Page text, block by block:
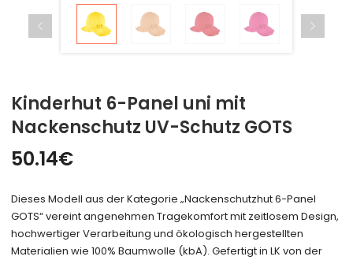
Kinderhut 6-Panel uni mit
Nackenschutz UV-Schutz GOTS
50.14€
Dieses Modell aus der Kategorie „Nackenschutzhut 6-Panel
GOTS“ vereint angenehmen Tragekomfort mit zeitlosem Design,
hochwertiger Verarbeitung und ökologisch hergestellten
Materialien wie 100% Baumwolle (kbA). Gefertigt in LK von der